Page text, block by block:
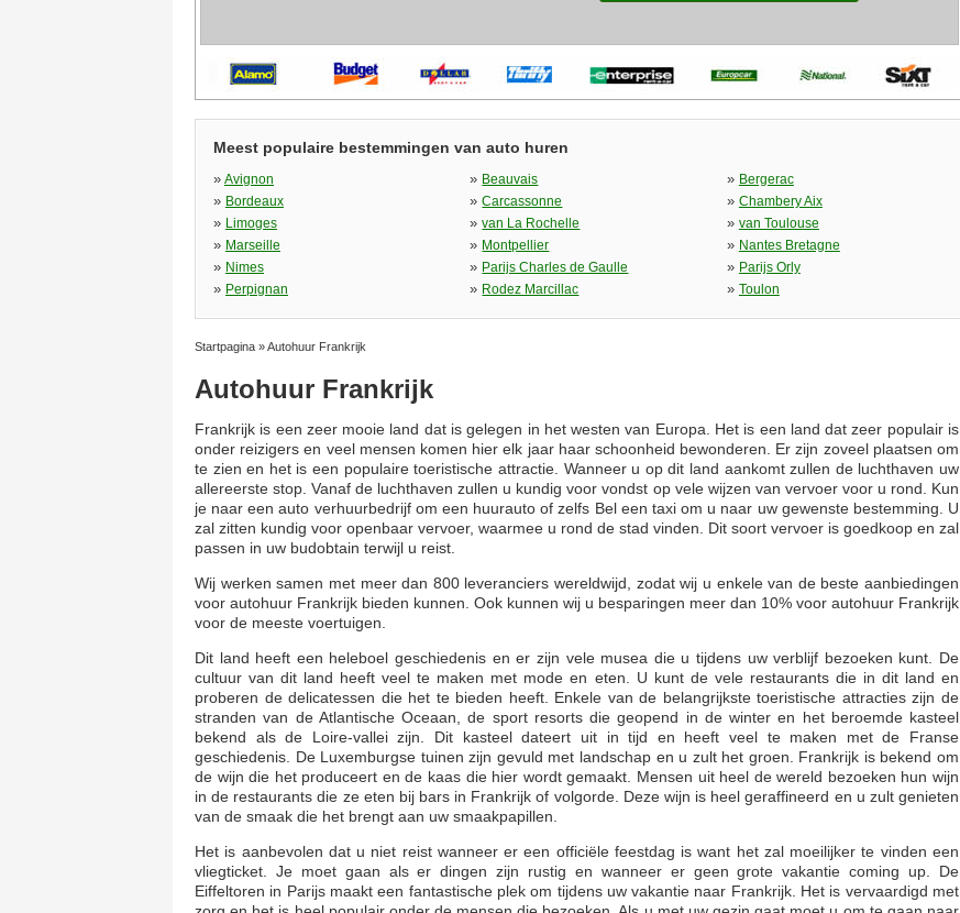
Meest populaire bestemmingen van auto huren
» Avignon » Beauvais » Bergerac
» Bordeaux »Carcassonne » Chambery Aix
» Limoges »van La Rochelle » van Toulouse
» Marseille » Montpellier » Nantes Bretagne
» Nimes » Parijs Charles de Gaulle » Parijs Orly
» Perpignan » Rodez Marcillac » Toulon
Startpagina »Autohuur Frankrijk
Autohuur Frankrijk
Frankrijk is een zeer mooie land dat is gelegen in het westen van Europa. Het is een land dat zeer populair is
onder reizigers en veel mensen komen hier elk jaar haar schoonheid bewonderen. Er zijn zoveel plaatsen om
te zien en het is een populaire toeristische attractie. Wanneer u op dit land aankomt zullen de luchthaven uw
allereerste stop. Vanaf de luchthaven zullen u kundig voor vondst op vele wijzen van vervoer voor u rond. Kun
je naar een auto verhuurbedrijf om een huurauto of zelfs Bel een taxi om u naar uw gewenste bestemming. U
zal zitten kundig voor openbaar vervoer, waarmee u rond de stad vinden. Dit soort vervoer is goedkoop en zal
passen in uw budobtain terwijl u reist.
Wij werken samen met meer dan 800 leveranciers wereldwijd, zodat wij u enkele van de beste aanbiedingen
voor autohuur Frankrijk bieden kunnen. Ook kunnen wij u besparingen meer dan 10% voor autohuur Frankrijk
voor de meeste voertuigen.
Dit land heeft een heleboel geschiedenis en er zijn vele musea die u tijdens uw verblijf bezoeken kunt. De
cultuur van dit land heeft veel te maken met mode en eten. U kunt de vele restaurants die in dit land en
proberen de delicatessen die het te bieden heeft. Enkele van de belangrijkste toeristische attracties zijn de
stranden van de Atlantische Oceaan, de sport resorts die geopend in de winter en het beroemde kasteel
bekend als de Loire-vallei zijn. Dit kasteel dateert uit in tijd en heeft veel te maken met de Franse
geschiedenis. De Luxemburgse tuinen zijn gevuld met landschap en u zult het groen. Frankrijk is bekend om
de wijn die het produceert en de kaas die hier wordt gemaakt. Mensen uit heel de wereld bezoeken hun wijn
in de restaurants die ze eten bij bars in Frankrijk of volgorde. Deze wijn is heel geraffineerd en u zult genieten
van de smaak die het brengt aan uw smaakpapillen.
Het is aanbevolen dat u niet reist wanneer er een officiële feestdag is want het zal moeilijker te vinden een
vliegticket. Je moet gaan als er dingen zijn rustig en wanneer er geen grote vakantie coming up. De
Eiffeltoren in Parijs maakt een fantastische plek om tijdens uw vakantie naar Frankrijk. Het is vervaardigd met